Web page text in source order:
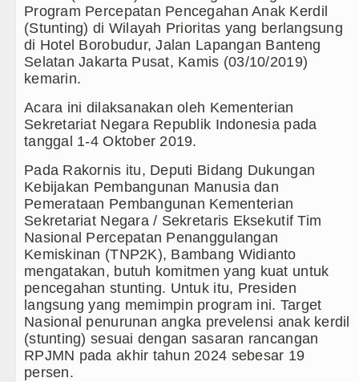
Akses Jalan ke Pemandian Air Panas
Dayang Nan Tujuh Menggetarkan
Juventus vs Palermo Laga
Liverpool Ditekuk Monaco pada Laga
Manchester City Bangkit untuk
Bobby Nasution Siapkan Beasiswa
Kasus Penutupan Gereja Lapor Polisi,
Bikin Resah Warga, 22 Motor Berknalpot
Akses Jalan ke Pemandian Air Panas
Program Percepatan Pencegahan Anak Kerdil
(Stunting) di Wilayah Prioritas yang berlangsung
di Hotel Borobudur, Jalan Lapangan Banteng
Selatan Jakarta Pusat, Kamis (03/10/2019)
kemarin.
Acara ini dilaksanakan oleh Kementerian
Sekretariat Negara Republik Indonesia pada
tanggal 1-4 Oktober 2019.
Pada Rakornis itu, Deputi Bidang Dukungan
Kebijakan Pembangunan Manusia dan
Pemerataan Pembangunan Kementerian
Sekretariat Negara / Sekretaris Eksekutif Tim
Nasional Percepatan Penanggulangan
Kemiskinan (TNP2K), Bambang Widianto
mengatakan, butuh komitmen yang kuat untuk
pencegahan stunting. Untuk itu, Presiden
langsung yang memimpin program ini. Target
Nasional penurunan angka prevelensi anak kerdil
(stunting) sesuai dengan sasaran rancangan
RPJMN pada akhir tahun 2024 sebesar 19
persen.